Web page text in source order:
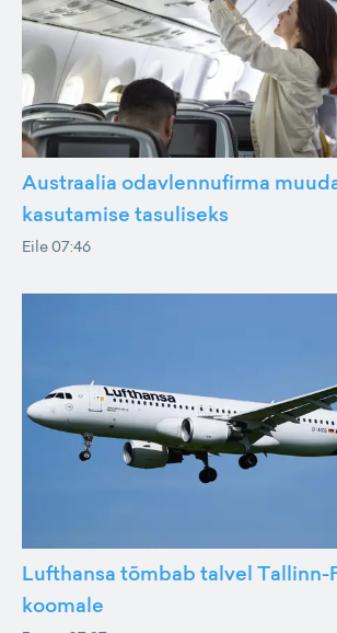
Austraalia odavlennufirma
kasutamise tasuliseks
Eile 07:46
Lufthansa tõmbab talvel Tallinn-
koomale